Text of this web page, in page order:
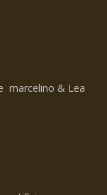
marcelino & Lea